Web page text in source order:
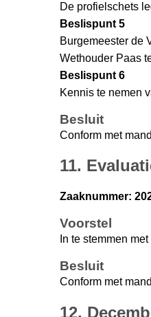
De profielschets
Beslispunt 5
Burgemeester de
Wethouder Paas
Beslispunt 6
Kennis te nemen
Besluit
Conform met
11.
Zaaknummer:
Voorstel
In te stemmen
Besluit
Conform met
12.